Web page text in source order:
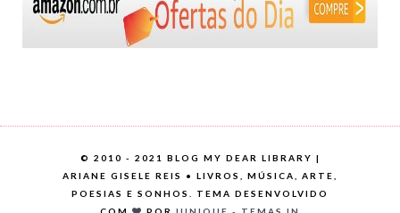
© 2010 - 2021 BLOG MY DEAR LIBRARY |
ARIANE GISELE REIS • LIVROS, MÚSICA, ARTE,
POESIAS E SONHOS. TEMA DESENVOLVIDO